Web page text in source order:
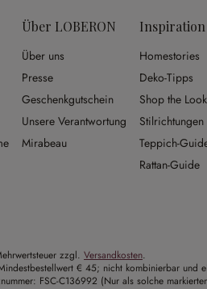
Über LOBERON
Über uns
Presse
Geschenkgutschein
Unsere Verantwortung
Mirabeau
Inspiration
Homestories
Deko-Tipps
Shop the
Stilrichtungen
Teppich-
Rattan-Guide
zzgl. Versandkosten.
€ 45; nicht kombinierbar
FSC-C136992 (Nur als solche